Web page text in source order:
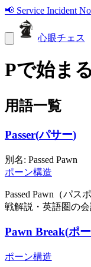
📢 Service Incident
心眼チェス
Pで始ま
用語一覧
Passer(パサー)
別名: Passed Pawn
ポーン構造
Passed Pawn（パ
戦解説・英語圏の
Pawn Break(ポ
ポーン構造